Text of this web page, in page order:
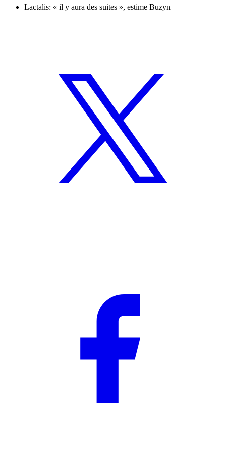
Lactalis: « il y aura des suites », estime Buzyn